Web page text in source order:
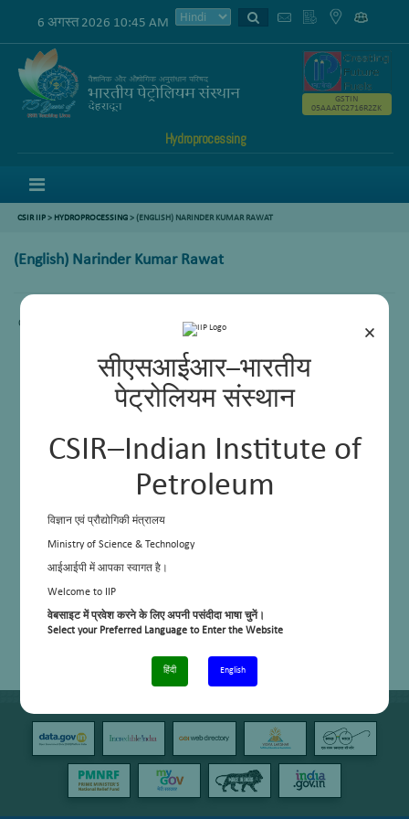
×
सीएसआईआर–भारतीय
पेट्रोलियम संस्थान
CSIR–Indian Institute of
Petroleum
विज्ञान एवं प्रौद्योगिकी मंत्रालय
Ministry of Science & Technology
आईआईपी में आपका स्वागत है।
Welcome to IIP
वेबसाइट में प्रवेश करने के लिए अपनी पसंदीदा भाषा चुनें।
Select your Preferred Language to Enter the Website
हिंदी English
6 अगस्त 2026 10:45 AM
Hydroprocessing
GSTIN
05AAATC2716R2ZK
CSIR IIP> HYDROPROCESSING> (ENGLISH) NARINDER KUMAR RAWAT
(English) Narinder Kumar Rawat
Content not available.